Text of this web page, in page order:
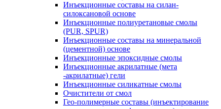
Инъекционные составы на силан-
силоксановой основе
Инъекционные полиуретановые смолы
(PUR, SPUR)
Инъекционные составы на минеральной
(цементной) основе
Инъекционные эпоксидные смолы
Инъекционные акрилатные (мета
-акрилатные) гели
Инъекционные силикатные смолы
Очистители от смол
Гео-полимерные составы (инъектирование